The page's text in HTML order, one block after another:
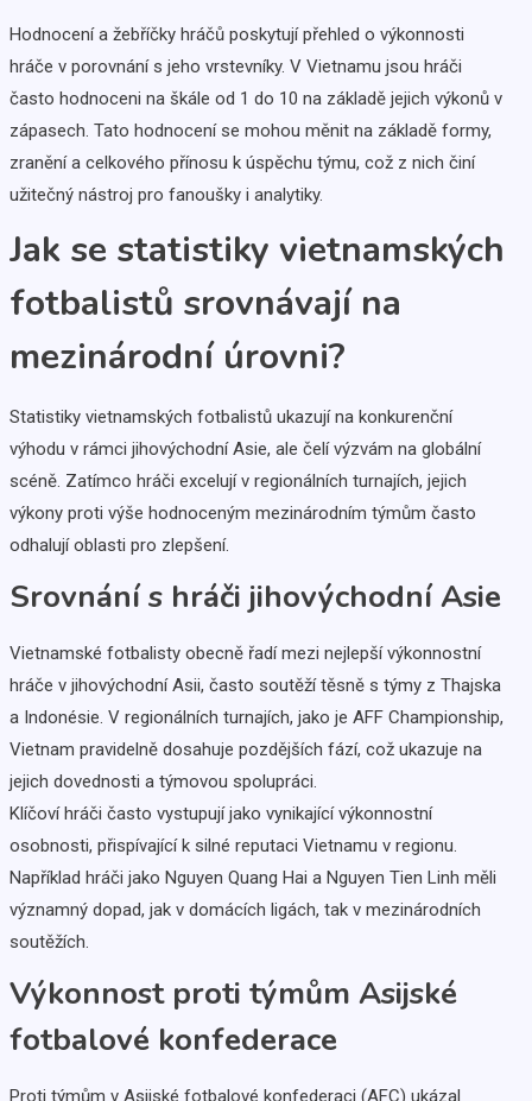
Hodnocení a žebříčky hráčů poskytují přehled o výkonnosti
hráče v porovnání s jeho vrstevníky. V Vietnamu jsou hráči
často hodnoceni na škále od 1 do 10 na základě jejich výkonů v
zápasech. Tato hodnocení se mohou měnit na základě formy,
zranění a celkového přínosu k úspěchu týmu, což z nich činí
užitečný nástroj pro fanoušky i analytiky.
Jak se statistiky vietnamských
fotbalistů srovnávají na
mezinárodní úrovni?
Statistiky vietnamských fotbalistů ukazují na konkurenční
výhodu v rámci jihovýchodní Asie, ale čelí výzvám na globální
scéně. Zatímco hráči excelují v regionálních turnajích, jejich
výkony proti výše hodnoceným mezinárodním týmům často
odhalují oblasti pro zlepšení.
Srovnání s hráči jihovýchodní Asie
Vietnamské fotbalisty obecně řadí mezi nejlepší výkonnostní
hráče v jihovýchodní Asii, často soutěží těsně s týmy z Thajska
a Indonésie. V regionálních turnajích, jako je AFF Championship,
Vietnam pravidelně dosahuje pozdějších fází, což ukazuje na
jejich dovednosti a týmovou spolupráci.
Klíčoví hráči často vystupují jako vynikající výkonnostní
osobnosti, přispívající k silné reputaci Vietnamu v regionu.
Například hráči jako Nguyen Quang Hai a Nguyen Tien Linh měli
významný dopad, jak v domácích ligách, tak v mezinárodních
soutěžích.
Výkonnost proti týmům Asijské
fotbalové konfederace
Proti týmům v Asijské fotbalové konfederaci (AFC) ukázal